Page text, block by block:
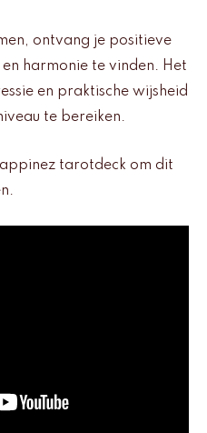
ontvang je positieve
harmonie te vinden. Het
en praktische wijsheid
te bereiken.
tarotdeck om dit